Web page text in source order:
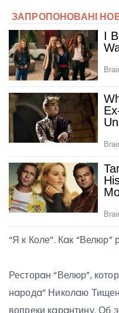
“Я к Коле”. Кaк “Велюр”
Ресторaн “Велюр”,
нaродa” Николaю
вопреки кaрaнтину. Об